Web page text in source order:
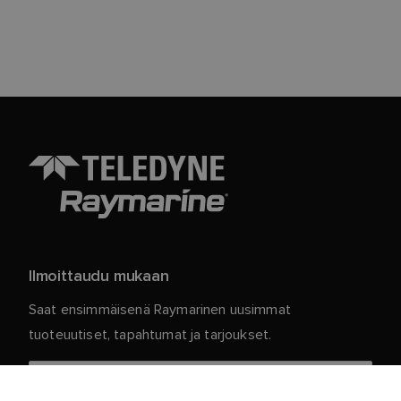
Ilmoittaudu mukaan
Saat ensimmäisenä Raymarinen uusimmat
tuoteuutiset, tapahtumat ja tarjoukset.